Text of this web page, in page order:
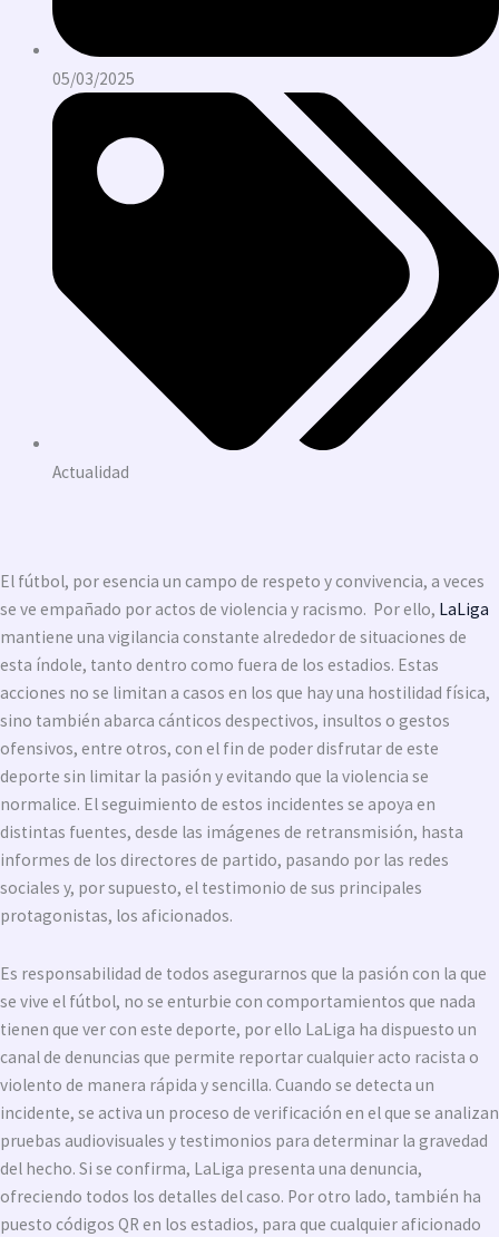
05/03/2025
Actualidad
El fútbol, por esencia un campo de respeto y convivencia, a veces
se ve empañado por actos de violencia y racismo. Por ello, LaLiga
mantiene una vigilancia constante alrededor de situaciones de
esta índole, tanto dentro como fuera de los estadios. Estas
acciones no se limitan a casos en los que hay una hostilidad física,
sino también abarca cánticos despectivos, insultos o gestos
ofensivos, entre otros, con el fin de poder disfrutar de este
deporte sin limitar la pasión y evitando que la violencia se
normalice. El seguimiento de estos incidentes se apoya en
distintas fuentes, desde las imágenes de retransmisión, hasta
informes de los directores de partido, pasando por las redes
sociales y, por supuesto, el testimonio de sus principales
protagonistas, los aficionados.
Es responsabilidad de todos asegurarnos que la pasión con la que
se vive el fútbol, no se enturbie con comportamientos que nada
tienen que ver con este deporte, por ello LaLiga ha dispuesto un
canal de denuncias que permite reportar cualquier acto racista o
violento de manera rápida y sencilla. Cuando se detecta un
incidente, se activa un proceso de verificación en el que se analizan
pruebas audiovisuales y testimonios para determinar la gravedad
del hecho. Si se confirma, LaLiga presenta una denuncia,
ofreciendo todos los detalles del caso. Por otro lado, también ha
puesto códigos QR en los estadios, para que cualquier aficionado